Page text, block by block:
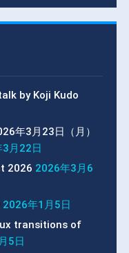
by Koji Kudo
年3月23日（月）
月22日
2026 2026年3月6
2026年1月5日
transitions of
5日